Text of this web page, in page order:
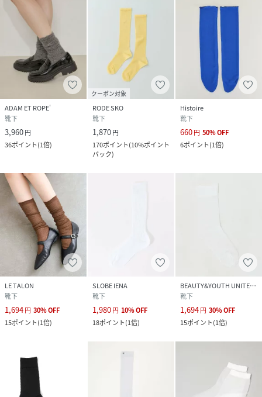
ADAM ET ROPE'
靴下
3,960円
36ポイント(1倍)
クーポン対象
RODE SKO
靴下
1,870円
170ポイント(10%ポイント
バック)
Histoire
靴下
660円 50%OFF
6ポイント(1倍)
LE TALON
靴下
1,694円 30%OFF
15ポイント(1倍)
SLOBE IENA
靴下
1,980円 10%OFF
18ポイント(1倍)
BEAUTY&YOUTH UNITED ARROWS
靴下
1,694円 30%OFF
15ポイント(1倍)